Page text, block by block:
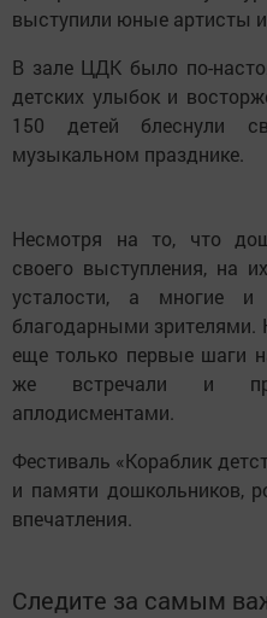
выступили юные артисты
В зале ЦДК было по-
детских улыбок и
150 детей блеснули
музыкальном празднике.
Несмотря на то, что
своего выступления, на
усталости, а многие
благодарными
еще только первые шаги
же встречали и
аплодисментами.
Фестиваль «Кораблик
и памяти дошкольников,
впечатления.
Следите за самым